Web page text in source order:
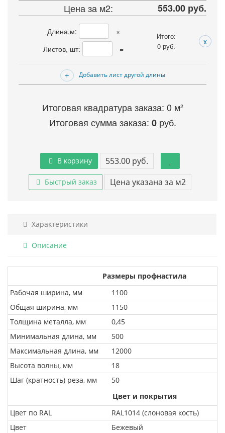
Цена за м2: 553.00 руб.
Длина,м:
×
Листов, шт:
=
Итого:
0руб. x
Добавить лист другой длины
Итоговая квадратура заказа: 0 м²
Итоговая сумма заказа: 0руб.
В корзину 553.00 руб.
Быстрый заказ Цена указана за м2
Характеристики
Описание
Размеры профнастила
Рабочая ширина, мм
1100
Общая ширина, мм
1150
Толщина металла, мм
0,45
Минимальная длина, мм
500
Максимальная длина, мм
12000
Высота волны, мм
18
Шаг (кратность) реза, мм
50
Цвет и покрытия
Цвет по RAL
RAL1014 (слоновая кость)
Цвет
Бежевый